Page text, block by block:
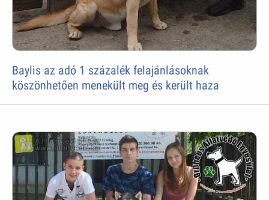
Baylis az adó 1 százalék felajánlásoknak
köszönhetően menekült meg és került haza